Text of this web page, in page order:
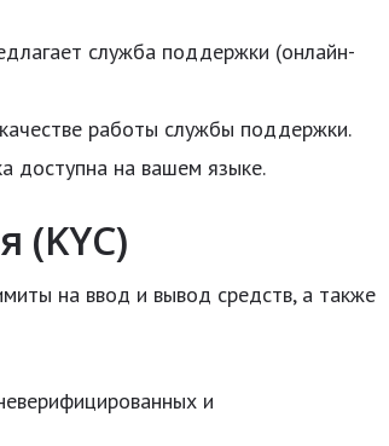
служба поддержки (онлайн-
работы службы поддержки.
доступна на вашем языке.
на ввод и вывод средств, а также
и